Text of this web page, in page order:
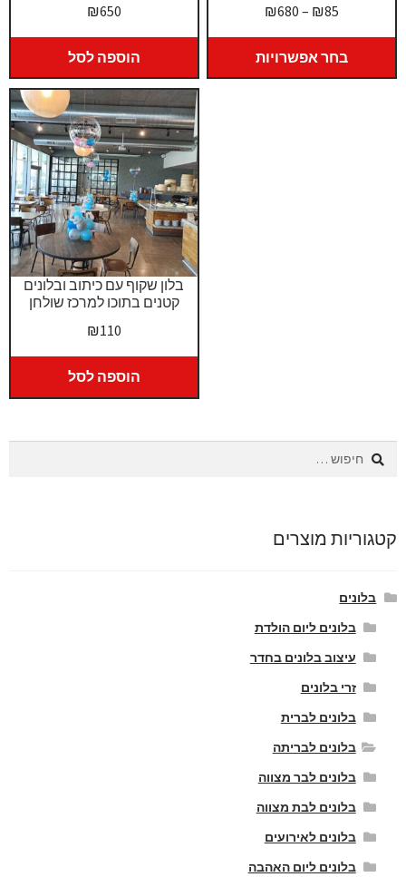
₪650
הוספה לסל
₪85
–
₪680
טווח
עד
בחר אפשרויות
בלון שקוף עם כיתוב ובלונים
קטנים בתוכו למרכז שולחן
₪110
הוספה לסל
חיפוש:
קטגוריות מוצרים
בלונים
בלונים ליום הולדת
עיצוב בלונים בחדר
זרי בלונים
בלונים לברית
בלונים לבריתה
בלונים לבר מצווה
בלונים לבת מצווה
בלונים לאירועים
בלונים ליום האהבה